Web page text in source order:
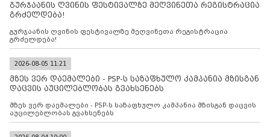
გურჯაანის ღვინის ფესტივალზე მეღვინეთა რეგისტრაცია
გრძელდება!
გურჯაანის ღვინის ფესტივალზე მეღვინეთა რეგისტრაცია
გრძელდება!
2026-08-05 11:21
მზეს ვერ დაემალები - PSP-ს საზაფხულო კამპანია მზისგან
დაცვის აუცილებლობას გვახსენებს
მზეს ვერ დაემალები - PSP-ს საზაფხულო კამპანია მზისგან დაცვის
აუცილებლობას გვახსენებს